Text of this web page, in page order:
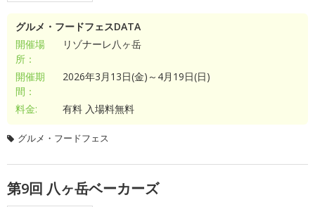
グルメ・フードフェスDATA
開催場
所：
リゾナーレ八ヶ岳
開催期
間：
2026年3月13日(金)～4月19日(日)
料金: 有料 入場料無料
グルメ・フードフェス
第9回 八ヶ岳ベーカーズ